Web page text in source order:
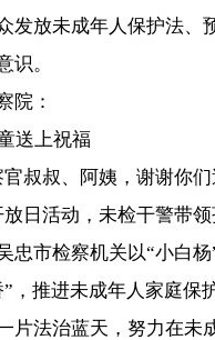
发放未成年人保护法、
识。
：
上祝福
叔、阿姨，谢谢你们
日活动，未检干警带
市检察机关以“小白杨”
，推进未成年人家庭保
片法治蓝天，努力在未